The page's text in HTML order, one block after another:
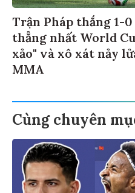
Trận Pháp thắng 1-
thẳng nhất World
xảo" và xô xát nảy
MMA
Cùng chuyên